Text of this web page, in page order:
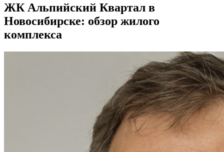
ЖК Альпийский Квартал в
Новосибирске: обзор жилого
комплекса